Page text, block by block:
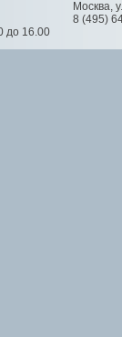
до 16.00
Москва,
8 (495)